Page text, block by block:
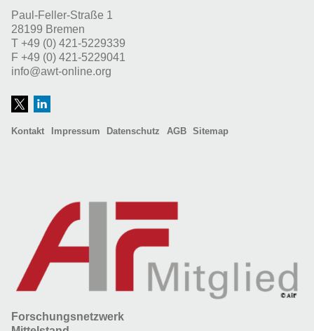
Paul-Feller-Straße 1
28199 Bremen
T +49 (0) 421-5229339
F +49 (0) 421-5229041
info@awt-online.org
Kontakt Impressum Datenschutz AGB Sitemap
Forschungsnetzwerk